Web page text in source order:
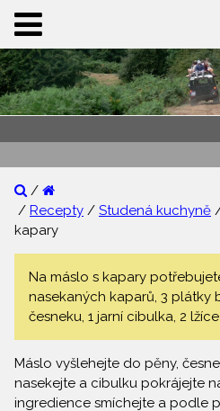
/
/ Recepty / Studená kuchyně
kapary
Na máslo s kapary
nasekaných kaparů, 3 plátky
česneku, 1 jarní cibulka, 2
Máslo vyšlehejte do pěny,
nasekejte a cibulku pokrájejte
ingredience smíchejte a podle